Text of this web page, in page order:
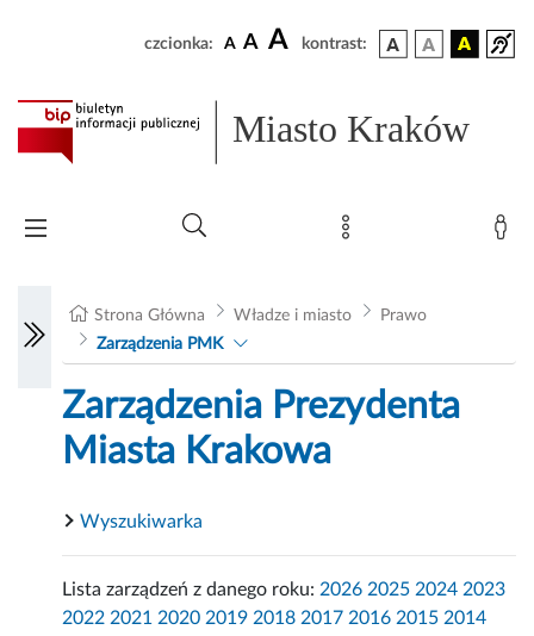
czcionka: A A A kontrast:
Miasto Kraków
Strona Główna Władze i miasto
Prawo
Zarządzenia PMK
Zarządzenia Prezydenta
Miasta Krakowa
Wyszukiwarka
Lista zarządzeń z danego roku: 2026 2025 2024 2023
2022 2021 2020 2019 2018 2017 2016 2015 2014